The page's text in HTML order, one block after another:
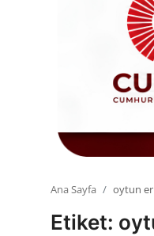
Sivil Toplum Kuruluşları
Kamu Kurumları ve Üst
Resmi Reklamlar
Ana Sayfa oytun
Etiket: